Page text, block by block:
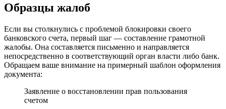
Образцы жалоб
Если вы столкнулись с проблемой блокировки своего
банковского счета, первый шаг — составление грамотной
жалобы. Она составляется письменно и направляется
непосредственно в соответствующий орган власти либо банк.
Обращаем ваше внимание на примерный шаблон оформления
документа:
Заявление о восстановлении прав пользования
счетом